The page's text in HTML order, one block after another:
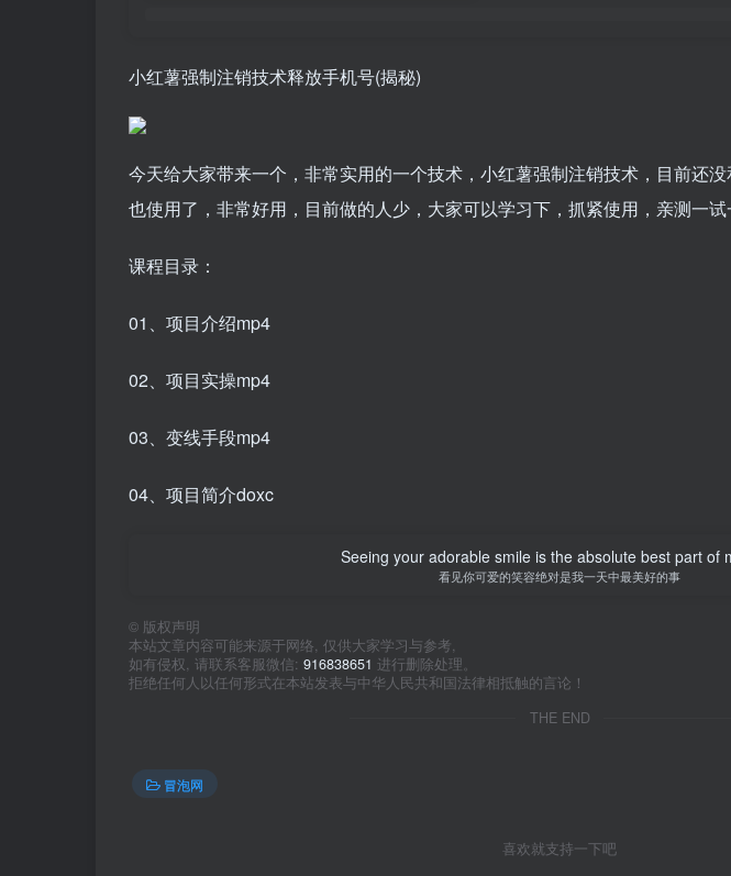
小红薯强制注销技术释放手机号(揭秘)
今天给大家带来一个，非常实用的一个技术，小红薯强制注销技术，目前还
也使用了，非常好用，目前做的人少，大家可以学习下，抓紧使用，亲测一试
课程目录：
01、项目介绍mp4
02、项目实操mp4
03、变线手段mp4
04、项目简介doxc
Seeing your adorable smile is the absolute best part of
看见你可爱的笑容绝对是我一天中最美好的事
© 版权声明
本站文章内容可能来源于网络, 仅供大家学习与参考,
如有侵权, 请联系客服微信: 916838651 进行删除处理。
拒绝任何人以任何形式在本站发表与中华人民共和国法律相抵触的言论！
THE END
冒泡网
喜欢就支持一下吧